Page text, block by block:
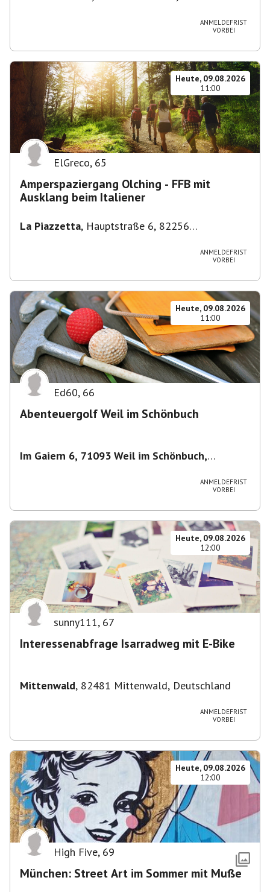
ANMELDEFRIST
VORBEI
Heute, 09.08.2026
11:00
ElGreco, 65
Amperspaziergang Olching - FFB mit
Ausklang beim Italiener
La Piazzetta, Hauptstraße 6, 82256
ANMELDEFRIST
VORBEI
Heute, 09.08.2026
11:00
Ed60, 66
Abenteuergolf Weil im Schönbuch
Im Gaiern 6, 71093 Weil im Schönbuch,
ANMELDEFRIST
VORBEI
Heute, 09.08.2026
12:00
sunny111, 67
Interessenabfrage Isarradweg mit E-Bike
Mittenwald, 82481 Mittenwald, Deutschland
ANMELDEFRIST
VORBEI
Heute, 09.08.2026
12:00
High Five, 69
München: Street Art im Sommer mit Muße